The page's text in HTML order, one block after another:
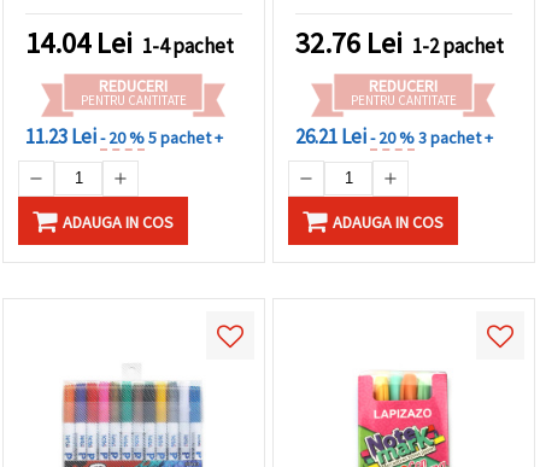
14.04Lei 1-4 pachet
REDUCERI
PENTRU CANTITATE
11.23 Lei- 20 %5 pachet +
ADAUGA IN COS
32.76 Lei 1-2 pachet
REDUCERI
PENTRU CANTITATE
26.21 Lei- 20 %3 pachet +
ADAUGA IN COS